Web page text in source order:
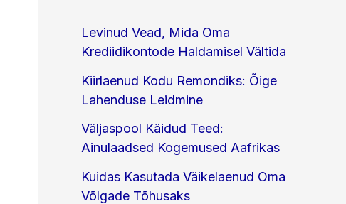
Levinud Vead, Mida Oma
Krediidikontode Haldamisel Vältida
Kiirlaenud Kodu Remondiks: Õige
Lahenduse Leidmine
Väljaspool Käidud Teed:
Ainulaadsed Kogemused Aafrikas
Kuidas Kasutada Väikelaenud Oma
Võlgade Tõhusaks